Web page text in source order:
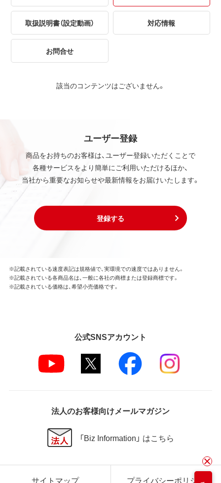
取扱説明書（設定動画） 対応情報
お問合せ
該当のコンテンツはございません。
ユーザー登録
商品をお持ちのお客様は、ユーザー登録いただくことで
各種サービスをより簡単にご利用いただけるほか、
当社から重要なお知らせや最新情報をお届けいたします。
登録する
※記載されている速度表記は規格値で、実環境での速度ではありません。
※記載されている各商品名は、一般に各社の商標または登録商標です。
※記載されている価格は、希望小売価格です。
公式SNSアカウント
法人のお客様向けメールマガジン
「Biz Information」 はこちら
サイトマップ プライバシーポリシー